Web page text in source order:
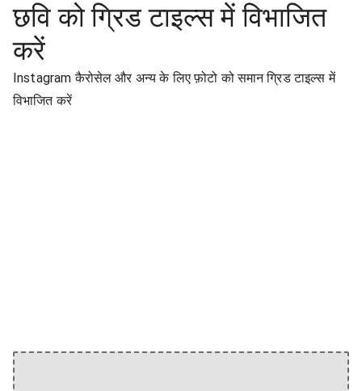
छवि को ग्रिड टाइल्स में विभाजित
करें
Instagram कैरोसेल और अन्य के लिए फ़ोटो को समान ग्रिड टाइल्स में
विभाजित करें